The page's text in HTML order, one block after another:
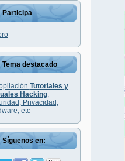
Participa
Tema destacado
Tutoriales y
Hacking,
Privacidad,
etc
Síguenos en: